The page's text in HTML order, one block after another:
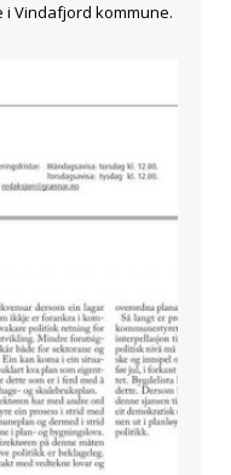
Vindafjord kommune.